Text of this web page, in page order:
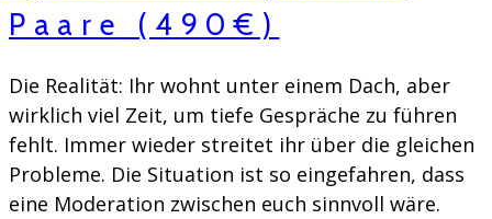
Paare (490€)
Die Realität: Ihr wohnt unter einem Dach, aber
wirklich viel Zeit, um tiefe Gespräche zu führen
fehlt. Immer wieder streitet ihr über die gleichen
Probleme. Die Situation ist so eingefahren, dass
eine Moderation zwischen euch sinnvoll wäre.